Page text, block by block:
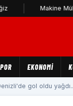
Makine Mühendisleri
EKONOMİ
gol oldu